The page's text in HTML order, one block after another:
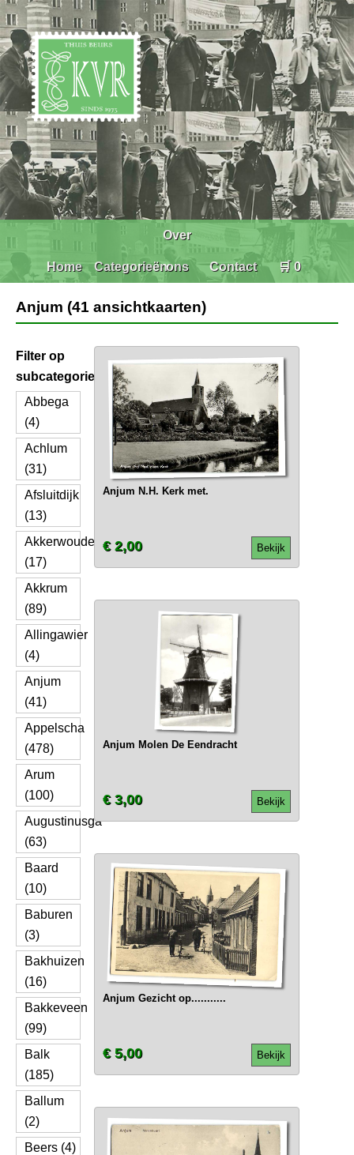
Home Categorieën
Over
ons Contact 🛒 0
Anjum (41 ansichtkaarten)
Filter op
subcategorie
Abbega
(4)
Achlum
(31)
Afsluitdijk
(13)
Akkerwoude
(17)
Akkrum
(89)
Allingawier
(4)
Anjum
(41)
Appelscha
(478)
Arum
(100)
Augustinusga
(63)
Baard
(10)
Baburen
(3)
Bakhuizen
(16)
Bakkeveen
(99)
Balk
(185)
Ballum
(2)
Beers (4)
Anjum N.H. Kerk met.
Bekijk
€ 2,00
Anjum Molen De Eendracht
Bekijk
€ 3,00
Anjum Gezicht op...........
Bekijk
€ 5,00